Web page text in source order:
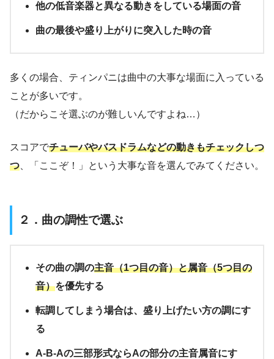
他の低音楽器と異なる動きをしている場面の音
曲の最後や盛り上がりに突入した時の音
多くの場合、ティンパニは曲中の大事な場面に入っている
ことが多いです。
（だからこそ選ぶのが難しいんですよね…）
スコアでチューバやバスドラムなどの動きもチェックしつ
つ、「ここぞ！」という大事な音を選んでみてください。
２．曲の調性で選ぶ
その曲の調の主音（1つ目の音）と属音（5つ目の
音）を優先する
転調してしまう場合は、盛り上げたい方の調にす
る
A-B-Aの三部形式ならAの部分の主音属音にす